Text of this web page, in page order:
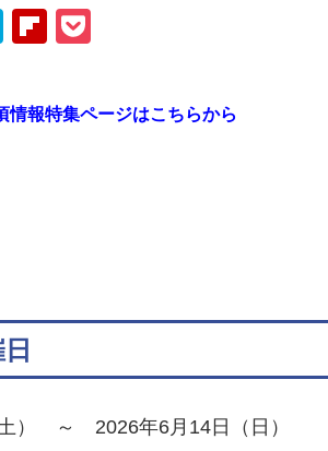
HatenaFlipboard
情報特集ページはこちらから
） ～ 2026年6月14日（日）